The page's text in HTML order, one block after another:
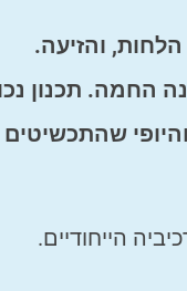
והזיעה.
החמה. תכנון
שהתכשיטים
הייחודיים.